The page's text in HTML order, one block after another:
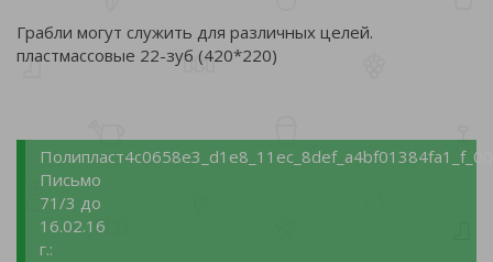
Грабли могут служить для различных целей.
пластмассовые 22-зуб (420*220)
Полипласт
Письмо
71/3 до
16.02.16
г.: